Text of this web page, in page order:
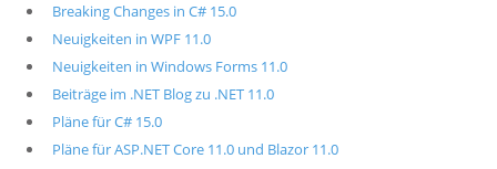
Breaking Changes in C# 15.0
Neuigkeiten in WPF 11.0
Neuigkeiten in Windows Forms 11.0
Beiträge im .NET Blog zu .NET 11.0
Pläne für C# 15.0
Pläne für ASP.NET Core 11.0 und Blazor 11.0